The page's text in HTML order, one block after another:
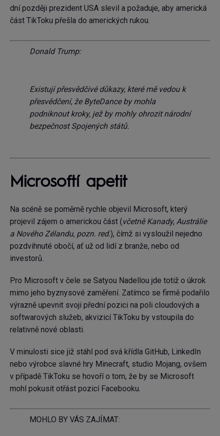
dní později prezident USA slevil a požaduje, aby americká
část TikToku přešla do amerických rukou.
Donald Trump:
Existují přesvědčivé důkazy, které mě vedou k
přesvědčení, že ByteDance by mohla
podniknout kroky, jež by mohly ohrozit národní
bezpečnost Spojených států.
Microsoftí apetit
Na scéně se poměrně rychle objevil Microsoft, který
projevil zájem o americkou část (včetně Kanady, Austrálie
a Nového Zélandu, pozn. red.), čímž si vysloužil nejedno
pozdvihnuté obočí, ať už od lidí z branže, nebo od
investorů.
Pro Microsoft v čele se Satyou Nadellou jde totiž o úkrok
mimo jeho byznysové zaměření. Zatímco se firmě podařilo
výrazně upevnit svoji přední pozici na poli cloudových a
softwarových služeb, akvizicí TikToku by vstoupila do
relativně nové oblasti.
V minulosti sice již stáhl pod svá křídla GitHub, LinkedIn
nebo výrobce slavné hry Minecraft, studio Mojang, ovšem
v případě TikToku se hovoří o tom, že by se Microsoft
mohl pokusit otřást pozicí Facebooku.
MOHLO BY VÁS ZAJÍMAT: